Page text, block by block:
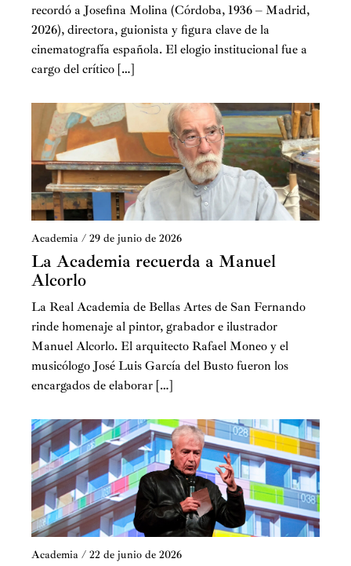
recordó a Josefina Molina (Córdoba, 1936 – Madrid,
2026), directora, guionista y figura clave de la
cinematografía española. El elogio institucional fue a
cargo del crítico […]
Academia / 29 de junio de 2026
La Academia recuerda a Manuel
Alcorlo
La Real Academia de Bellas Artes de San Fernando
rinde homenaje al pintor, grabador e ilustrador
Manuel Alcorlo. El arquitecto Rafael Moneo y el
musicólogo José Luis García del Busto fueron los
encargados de elaborar […]
Academia / 22 de junio de 2026